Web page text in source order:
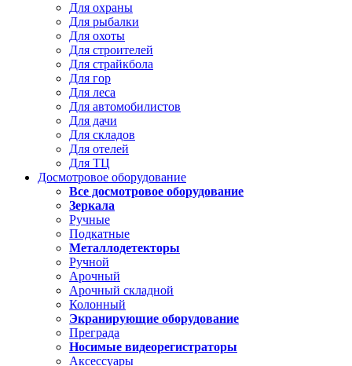
Для охраны
Для рыбалки
Для охоты
Для строителей
Для страйкбола
Для гор
Для леса
Для автомобилистов
Для дачи
Для складов
Для отелей
Для ТЦ
Досмотровое оборудование
Все досмотровое оборудование
Зеркала
Ручные
Подкатные
Металлодетекторы
Ручной
Арочный
Арочный складной
Колонный
Экранирующие оборудование
Преграда
Носимые видеорегистраторы
Аксессуары